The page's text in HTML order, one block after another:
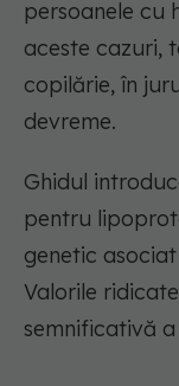
persoanele cu
aceste cazuri,
copilărie, în
devreme.
Ghidul
pentru
genetic
Valorile
semnificativă